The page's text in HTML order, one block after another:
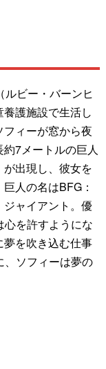
ルビー・バーンヒ
護施設で生活し
ィーが窓から夜
7メートルの巨人
が出現し、彼女を
人の名はBFG：
ジャイアント。優
心を許すようにな
夢を吹き込む仕事
、ソフィーは夢の